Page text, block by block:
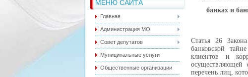
МЕНЮ САЙТА
Главная
Администрация МО
Совет депутатов
Муниципальные услуги
Общественные организации
банках и
Статья 26
банковской
клиентов и
осуществляющей
перечень лиц,